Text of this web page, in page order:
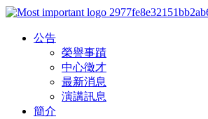
公告
榮譽事蹟
中心徵才
最新消息
演講訊息
簡介